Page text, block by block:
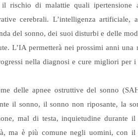
rischio di malattie quali ipertensione
cerebrali. L’intelligenza artificiale,
del sonno, dei suoi disturbi e delle
L’IA permetterà nei prossimi anni una
nella diagnosi e cure migliori per i
delle apnee ostruttive del sonno
il sonno, il sonno non riposante, la
mal di testa, inquietudine durante il
ma è più comune negli uomini, con